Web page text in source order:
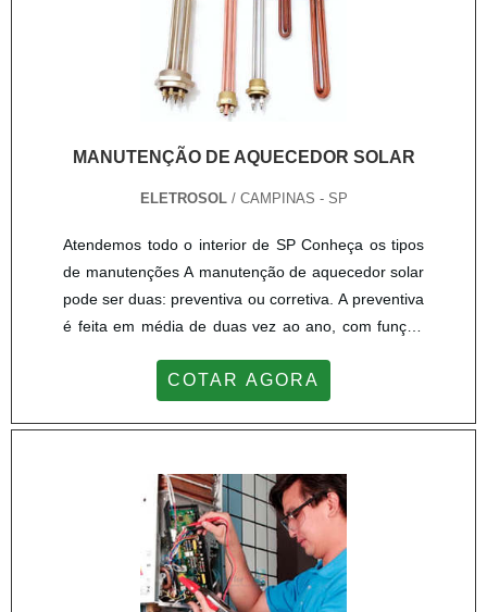
MANUTENÇÃO DE AQUECEDOR SOLAR
ELETROSOL / CAMPINAS - SP
Atendemos todo o interior de SP Conheça os tipos
de manutenções A manutenção de aquecedor solar
pode ser duas: preventiva ou corretiva. A preventiva
é feita em média de duas vez ao ano, com função
aquecedor solar, analisando as placas, a fim de
há alguma outra peça que precise de reparos. A
COTAR AGORA